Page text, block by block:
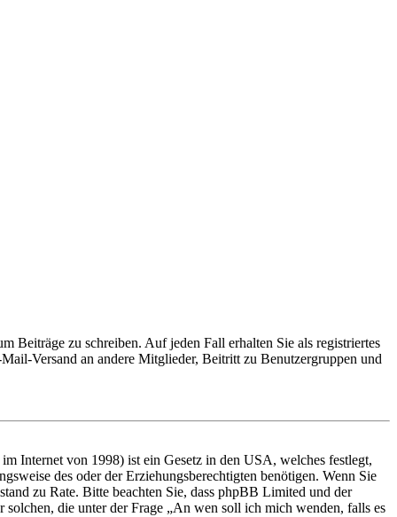
Beiträge zu schreiben. Auf jeden Fall erhalten Sie als registriertes
Versand an andere Mitglieder, Beitritt zu Benutzergruppen und
Internet von 1998) ist ein Gesetz in den USA, welches festlegt,
des oder der Erziehungsberechtigten benötigen. Wenn Sie
zu Rate. Bitte beachten Sie, dass phpBB Limited und der
die unter der Frage „An wen soll ich mich wenden, falls es